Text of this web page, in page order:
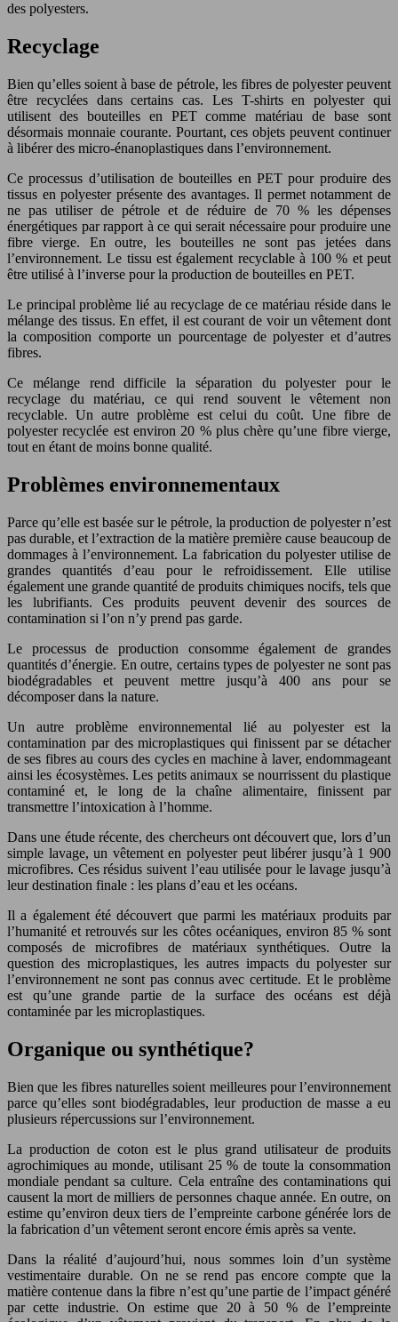
des polyesters.
Recyclage
Bien qu’elles soient à base de pétrole, les fibres de polyester peuvent
être recyclées dans certains cas. Les T-shirts en polyester qui
utilisent des bouteilles en PET comme matériau de base sont
désormais monnaie courante. Pourtant, ces objets peuvent continuer
à libérer des micro-énanoplastiques dans l’environnement.
Ce processus d’utilisation de bouteilles en PET pour produire des
tissus en polyester présente des avantages. Il permet notamment de
ne pas utiliser de pétrole et de réduire de 70 % les dépenses
énergétiques par rapport à ce qui serait nécessaire pour produire une
fibre vierge. En outre, les bouteilles ne sont pas jetées dans
l’environnement. Le tissu est également recyclable à 100 % et peut
être utilisé à l’inverse pour la production de bouteilles en PET.
Le principal problème lié au recyclage de ce matériau réside dans le
mélange des tissus. En effet, il est courant de voir un vêtement dont
la composition comporte un pourcentage de polyester et d’autres
fibres.
Ce mélange rend difficile la séparation du polyester pour le
recyclage du matériau, ce qui rend souvent le vêtement non
recyclable. Un autre problème est celui du coût. Une fibre de
polyester recyclée est environ 20 % plus chère qu’une fibre vierge,
tout en étant de moins bonne qualité.
Problèmes environnementaux
Parce qu’elle est basée sur le pétrole, la production de polyester n’est
pas durable, et l’extraction de la matière première cause beaucoup de
dommages à l’environnement. La fabrication du polyester utilise de
grandes quantités d’eau pour le refroidissement. Elle utilise
également une grande quantité de produits chimiques nocifs, tels que
les lubrifiants. Ces produits peuvent devenir des sources de
contamination si l’on n’y prend pas garde.
Le processus de production consomme également de grandes
quantités d’énergie. En outre, certains types de polyester ne sont pas
biodégradables et peuvent mettre jusqu’à 400 ans pour se
décomposer dans la nature.
Un autre problème environnemental lié au polyester est la
contamination par des microplastiques qui finissent par se détacher
de ses fibres au cours des cycles en machine à laver, endommageant
ainsi les écosystèmes. Les petits animaux se nourrissent du plastique
contaminé et, le long de la chaîne alimentaire, finissent par
transmettre l’intoxication à l’homme.
Dans une étude récente, des chercheurs ont découvert que, lors d’un
simple lavage, un vêtement en polyester peut libérer jusqu’à 1 900
microfibres. Ces résidus suivent l’eau utilisée pour le lavage jusqu’à
leur destination finale : les plans d’eau et les océans.
Il a également été découvert que parmi les matériaux produits par
l’humanité et retrouvés sur les côtes océaniques, environ 85 % sont
composés de microfibres de matériaux synthétiques. Outre la
question des microplastiques, les autres impacts du polyester sur
l’environnement ne sont pas connus avec certitude. Et le problème
est qu’une grande partie de la surface des océans est déjà
contaminée par les microplastiques.
Organique ou synthétique?
Bien que les fibres naturelles soient meilleures pour l’environnement
parce qu’elles sont biodégradables, leur production de masse a eu
plusieurs répercussions sur l’environnement.
La production de coton est le plus grand utilisateur de produits
agrochimiques au monde, utilisant 25 % de toute la consommation
mondiale pendant sa culture. Cela entraîne des contaminations qui
causent la mort de milliers de personnes chaque année. En outre, on
estime qu’environ deux tiers de l’empreinte carbone générée lors de
la fabrication d’un vêtement seront encore émis après sa vente.
Dans la réalité d’aujourd’hui, nous sommes loin d’un système
vestimentaire durable. On ne se rend pas encore compte que la
matière contenue dans la fibre n’est qu’une partie de l’impact généré
par cette industrie. On estime que 20 à 50 % de l’empreinte